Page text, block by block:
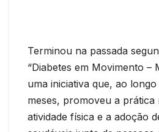
Terminou na passada
“Diabetes em Movimento –
uma iniciativa que, ao
meses, promoveu a prática
atividade física e a adoção